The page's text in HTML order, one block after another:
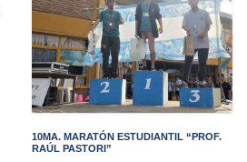
10MA. MARATÓN ESTUDIANTIL “PROF.
RAÚL PASTORI”